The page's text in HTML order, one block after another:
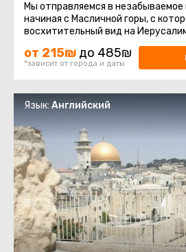
Мы отправляемся в
начиная с Масличной горы, с
восхитительный вид на
восхождение на гору Сион, мы ...
от 215₪ до 485₪
*зависит от города и даты
Язык:Английский